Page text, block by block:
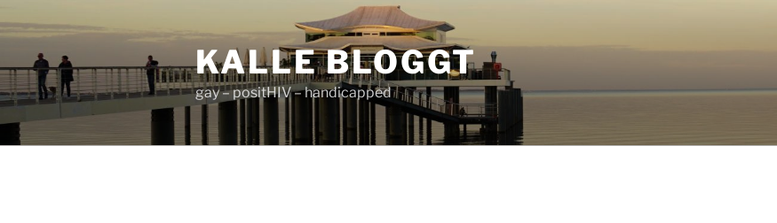
Inhalt
springen
KALLE BLOGGT
gay – positHIV – handicapped